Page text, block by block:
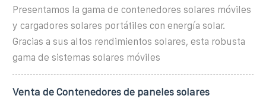
Presentamos la gama de contenedores solares móviles
y cargadores solares portátiles con energía solar.
Gracias a sus altos rendimientos solares, esta robusta
gama de sistemas solares móviles
Venta de Contenedores de paneles solares